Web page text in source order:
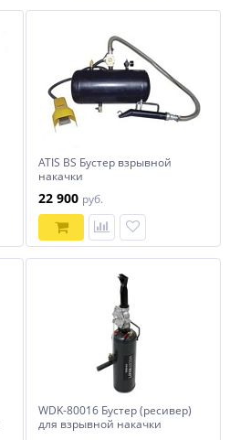
ATIS BS Бустер взрывной
накачки
22 900 руб.
WDK-80016 Бустер (ресивер)
для взрывной накачки